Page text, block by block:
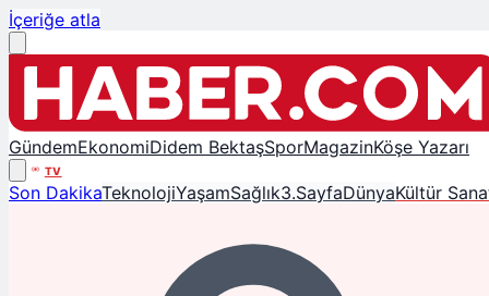
İçeriğe atla
GündemEkonomiDidem BektaşSporMagazinKöşe Yazarı
TV
Son DakikaTeknolojiYaşamSağlık3.SayfaDünyaKültür